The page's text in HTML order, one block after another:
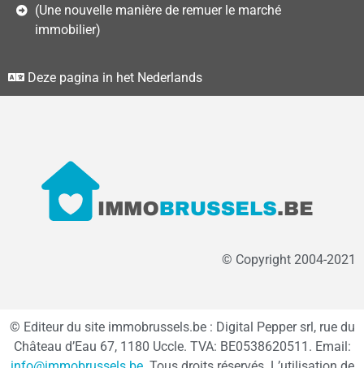
(Une nouvelle manière de remuer le marché
immobilier)
Deze pagina in het Nederlands
© Copyright 2004-2021
© Editeur du site immobrussels.be : Digital Pepper srl, rue du
Château d’Eau 67, 1180 Uccle. TVA: BE0538620511. Email: